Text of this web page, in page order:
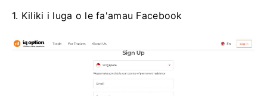
1. Kiliki i luga o le fa'amau Facebook